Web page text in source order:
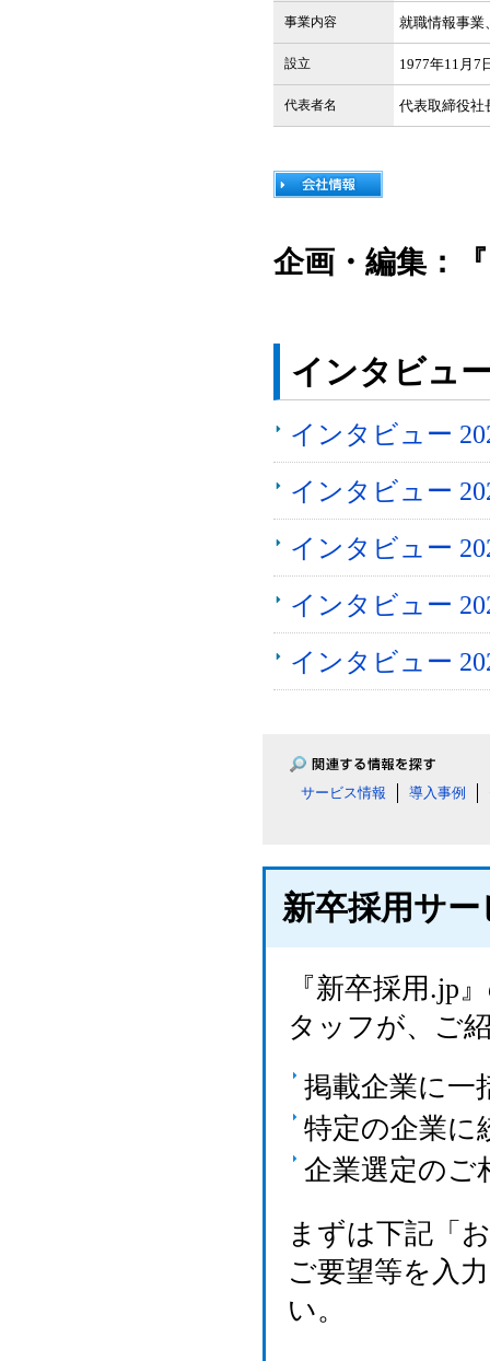
事業内容 就職情報事業
設立 1977年11月7
代表者名 代表取締役
企画・編集：
インタビュ
インタビュー
インタビュー
インタビュー
インタビュー
インタビュー
サービス情報 導入事例
新卒採用サ
『新卒採用.jp
タッフが、ご
掲載企業に一
特定の企業に
企業選定のご
まずは下記「
ご要望等を入
い。